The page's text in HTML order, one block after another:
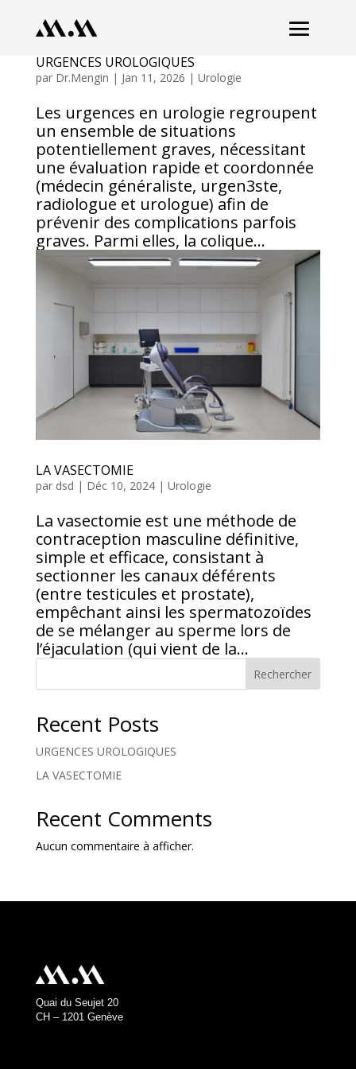
URGENCES UROLOGIQUES
par Dr.Mengin | Jan 11, 2026 | Urologie
Les urgences en urologie regroupent
un ensemble de situations
potentiellement graves, nécessitant
une évaluation rapide et coordonnée
(médecin généraliste, urgen3ste,
radiologue et urologue) afin de
prévenir des complications parfois
graves. Parmi elles, la colique...
LA VASECTOMIE
par dsd | Déc 10, 2024| Urologie
La vasectomie est une méthode de
contraception masculine définitive,
simple et efficace, consistant à
sectionner les canaux déférents
(entre testicules et prostate),
empêchant ainsi les spermatozoïdes
de se mélanger au sperme lors de
l’éjaculation (qui vient de la...
Rechercher
Recent Posts
URGENCES UROLOGIQUES
LA VASECTOMIE
Recent Comments
Aucun commentaire à afficher.
Quai du Seujet 20
CH – 1201 Genève